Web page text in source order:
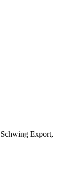
Export,